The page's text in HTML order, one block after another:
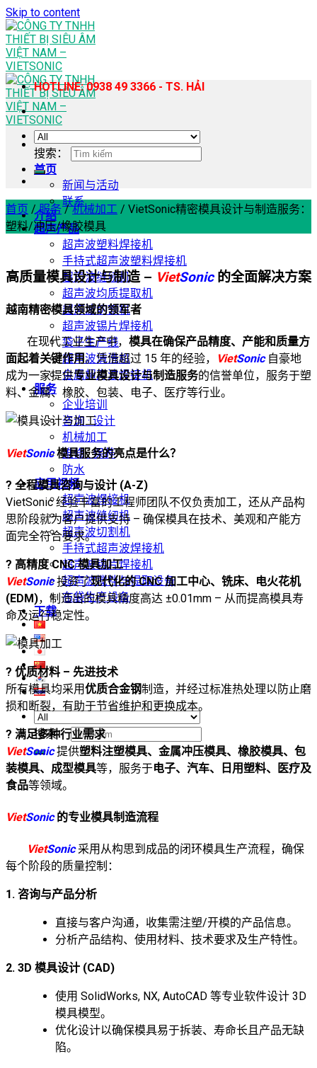
Skip to content
首页
新闻与活动
联系
介绍
超声产品
超声波塑料焊接机
手持式超声波塑料焊接机
超声波缝纫机
超声波均质提取机
超声波切割机
超声波锡片焊接机
袋子生产线
超声波清洗机
金属超声波焊接机
服务
企业培训
咨询 · 设计
机械加工
维修 · 保养
防水
应用视频
超声波焊接机
超声波缝纫机
超声波切割机
手持式超声波焊接机
超声波锡片焊接机
超声波搅拌与提取设备
布袋生产设备
下载
搜索：
HOTLINE: 0938 49 3366 - TS. HẢI
搜索：
首页 / 服务 / 机械加工 / VietSonic精密模具设计与制造服务：
塑料/冲压/橡胶模具
高质量模具设计与制造 – VietSonic的全面解决方案
越南精密模具领域的领军者
在现代工业生产中， 模具在确保产品精度、产能和质量方
面起着关键作用。凭借超过 15 年的经验， VietSonic自豪地
成为一家提供专业模具设计与制造服务的信誉单位，服务于塑
料、金属、橡胶、包装、电子、医疗等行业。
VietSonic模具服务的亮点是什么？
? 全程模具咨询与设计 (A-Z)
VietSonic 经验丰富的工程师团队不仅负责加工，还从产品构
思阶段就为客户提供支持 – 确保模具在技术、美观和产能方
面完全符合要求。
? 高精度 CNC 模具加工
VietSonic投资了现代化的 CNC 加工中心、铣床、电火花机
(EDM)，制造出的模具精度高达 ±0.01mm – 从而提高模具寿
命及运行稳定性。
? 优质材料 – 先进技术
所有模具均采用优质合金钢制造，并经过标准热处理以防止磨
损和断裂，有助于节省维护和更换成本。
? 满足多种行业需求
VietSonic提供塑料注塑模具、金属冲压模具、橡胶模具、包
装模具、成型模具等，服务于电子、汽车、日用塑料、医疗及
食品等领域。
VietSonic的专业模具制造流程
VietSonic采用从构思到成品的闭环模具生产流程，确保
每个阶段的质量控制：
1. 咨询与产品分析
直接与客户沟通，收集需注塑/开模的产品信息。
分析产品结构、使用材料、技术要求及生产特性。
2. 3D 模具设计 (CAD)
使用 SolidWorks, NX, AutoCAD 等专业软件设计 3D
模具模型。
优化设计以确保模具易于拆装、寿命长且产品无缺
陷。